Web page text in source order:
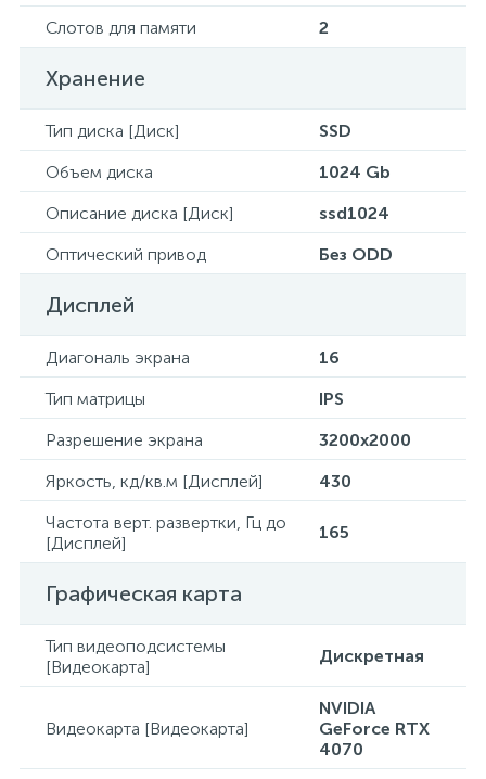
Слотов для памяти 2
Хранение
Тип диска [Диск]
SSD
Объем диска
1024 Gb
Описание диска [Диск]
ssd1024
Оптический привод
Без ODD
Дисплей
Диагональ экрана
16
Тип матрицы
IPS
Разрешение экрана
3200x2000
Яркость, кд/кв.м [Дисплей]
430
Частота верт. развертки, Гц до
[Дисплей]
165
Графическая карта
Тип видеоподсистемы
[Видеокарта]
Дискретная
Видеокарта [Видеокарта]
NVIDIA
GeForce RTX
4070